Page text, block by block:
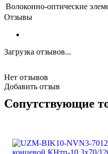
Волоконно-оптические
Отзывы
Загрузка отзывов...
Нет отзывов
Добавить отзыв
Сопутствующие